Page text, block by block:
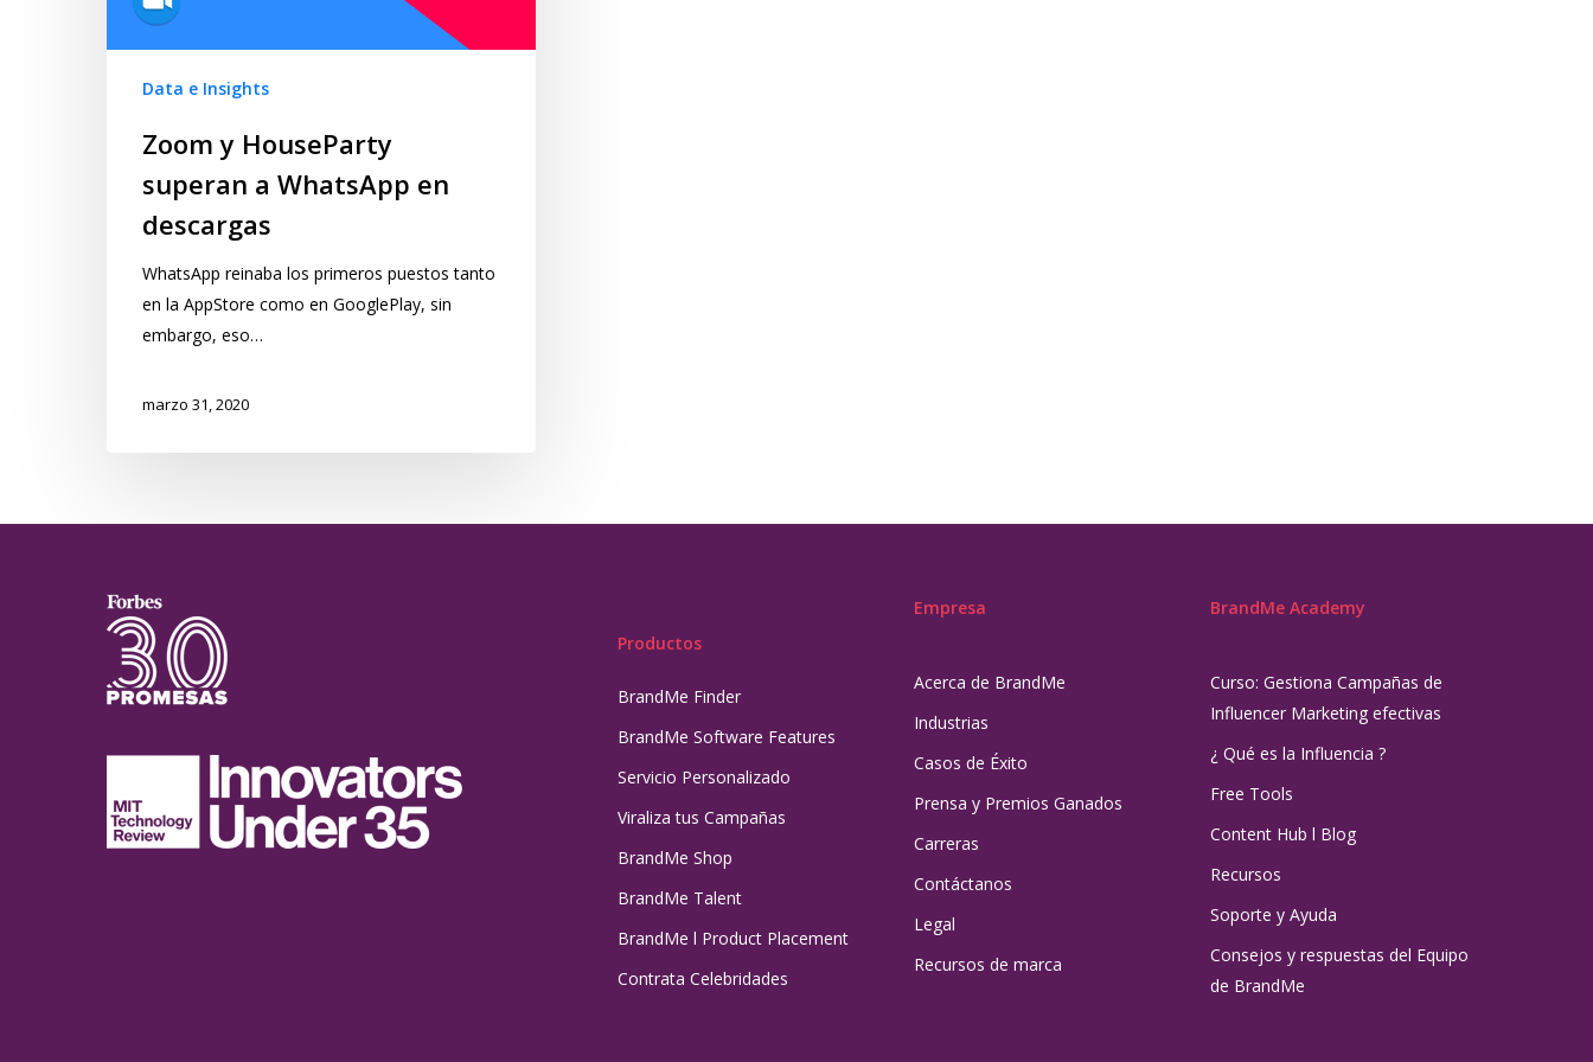
Data e Insights
Zoom y HouseParty
superan a WhatsApp en
descargas
WhatsApp reinaba los primeros puestos tanto
en la AppStore como en GooglePlay, sin
embargo, eso…
marzo 31, 2020
Productos
BrandMe Finder
BrandMe Software Features
Servicio Personalizado
Viraliza tus Campañas
BrandMe Shop
BrandMe Talent
BrandMe l Product Placement
Contrata Celebridades
Empresa
Acerca de BrandMe
Industrias
Casos de Éxito
Prensa y Premios Ganados
Carreras
Contáctanos
Legal
Recursos de marca
BrandMe Academy
Curso: Gestiona Campañas de
Influencer Marketing efectivas
¿ Qué es la Influencia ?
Free Tools
Content Hub l Blog
Recursos
Soporte y Ayuda
Consejos y respuestas del Equipo
de BrandMe